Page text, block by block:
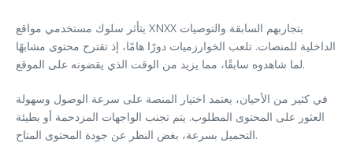
يتأثر سلوك مستخدمي مواقع XNXX بتجاربهم السابقة والتوصيات
الداخلية للمنصات. تلعب الخوارزميات دورًا هامًا، إذ تقترح محتوى مشابهًا
لما شاهدوه سابقًا، مما يزيد من الوقت الذي يقضونه على الموقع.
في كثير من الأحيان، يعتمد اختيار المنصة على سرعة الوصول وسهولة
العثور على المحتوى المطلوب. يتم تجنب الواجهات المزدحمة أو بطيئة
التحميل بسرعة، بغض النظر عن جودة المحتوى المتاح.